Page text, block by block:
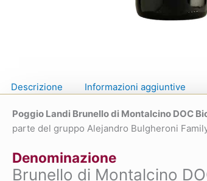
Descrizione Informazioni aggiuntive
Poggio Landi Brunello di Montalcino DOC
parte del gruppo Alejandro Bulgheroni
Denominazione
Brunello di Montalcino